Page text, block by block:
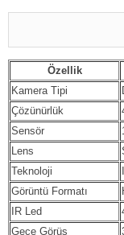
Özellik
Kamera Tipi
Çözünürlük
Sensör
Lens
Teknoloji
Görüntü Formatı
IR Led
Gece Görüş